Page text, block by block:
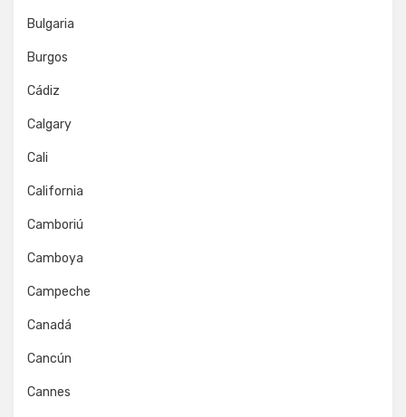
Bulgaria
Burgos
Cádiz
Calgary
Cali
California
Camboriú
Camboya
Campeche
Canadá
Cancún
Cannes